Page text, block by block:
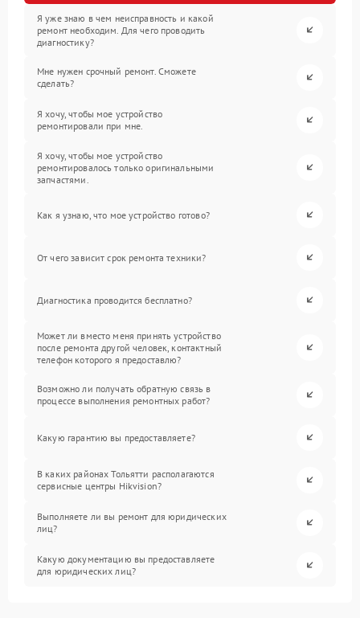
Я уже знаю в чем неисправность и какой
ремонт необходим. Для чего проводить
диагностику?
Мне нужен срочный ремонт. Сможете
сделать?
Я хочу, чтобы мое устройство
ремонтировали при мне.
Я хочу, чтобы мое устройство
ремонтировалось только оригинальными
запчастями.
Как я узнаю, что мое устройство готово?
От чего зависит срок ремонта техники?
Диагностика проводится бесплатно?
Может ли вместо меня принять устройство
после ремонта другой человек, контактный
телефон которого я предоставлю?
Возможно ли получать обратную связь в
процессе выполнения ремонтных работ?
Какую гарантию вы предоставляете?
В каких районах Тольятти располагаются
сервисные центры Hikvision?
Выполняете ли вы ремонт для юридических
лиц?
Какую документацию вы предоставляете
для юридических лиц?